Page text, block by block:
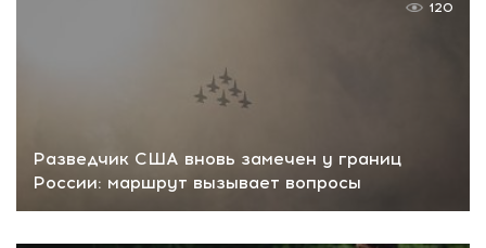
Разведчик США вновь замечен у границ
России: маршрут вызывает вопросы
120